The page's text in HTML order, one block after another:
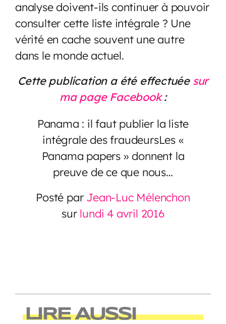
analyse doivent-ils continuer à pouvoir
consulter cette liste intégrale ? Une
vérité en cache souvent une autre
dans le monde actuel.
Cette publication a été effectuée sur
ma page Facebook:
Panama : il faut publier la liste
intégrale des fraudeursLes «
Panama papers » donnent la
preuve de ce que nous…
Posté par Jean-Luc Mélenchon
sur lundi 4 avril 2016
LIRE AUSSI